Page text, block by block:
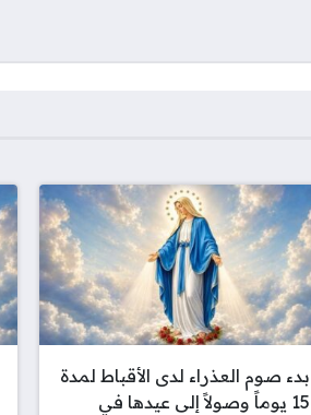
بدء صوم العذراء لدى الأقباط لمدة
15 يوماً وصولاً إلى عيدها في